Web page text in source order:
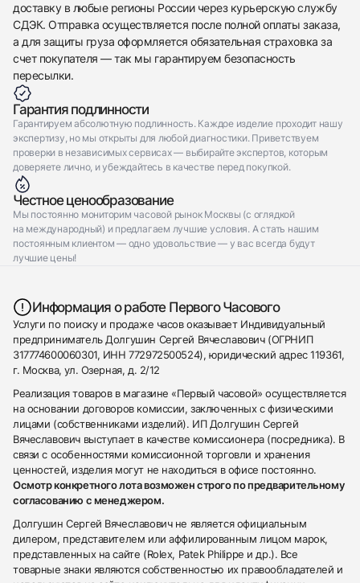
доставку в любые регионы России через курьерскую службу
СДЭК. Отправка осуществляется после полной оплаты заказа,
а для защиты груза оформляется обязательная страховка за
счет покупателя — так мы гарантируем безопасность
пересылки.
Гарантия подлинности
Гарантируем абсолютную подлинность. Каждое изделие проходит нашу
экспертизу, но мы открыты для любой диагностики. Приветствуем
проверки в независимых сервисах — выбирайте экспертов, которым
доверяете лично, и убеждайтесь в качестве перед покупкой.
Честное ценообразование
Мы постоянно мониторим часовой рынок Москвы (с оглядкой
на международный) и предлагаем лучшие условия. А стать нашим
постоянным клиентом — одно удовольствие — у вас всегда будут
лучшие цены!
Информация о работе Первого Часового
Услуги по поиску и продаже часов оказывает Индивидуальный
предприниматель Долгушин Сергей Вячеславович (ОГРНИП
317774600060301, ИНН 772972500524), юридический адрес 119361,
г. Москва, ул. Озерная, д. 2/12
Реализация товаров в магазине «Первый часовой» осуществляется
на основании договоров комиссии, заключенных с физическими
лицами (собственниками изделий). ИП Долгушин Сергей
Вячеславович выступает в качестве комиссионера (посредника). В
связи с особенностями комиссионной торговли и хранения
ценностей, изделия могут не находиться в офисе постоянно.
Осмотр конкретного лота возможен строго по предварительному
согласованию с менеджером.
Долгушин Сергей Вячеславович не является официальным
дилером, представителем или аффилированным лицом марок,
представленных на сайте (Rolex, Patek Philippe и др.). Все
товарные знаки являются собственностью их правообладателей и